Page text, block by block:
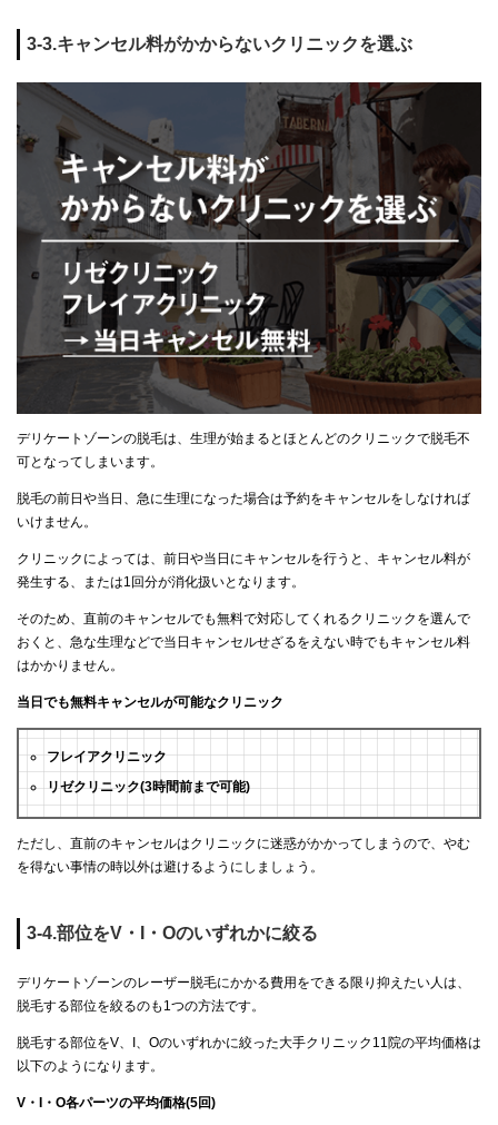
3-3.キャンセル料がかからないクリニックを選ぶ
デリケートゾーンの脱毛は、生理が始まるとほとんどのクリニックで脱毛不
可となってしまいます。
脱毛の前日や当日、急に生理になった場合は予約をキャンセルをしなければ
いけません。
クリニックによっては、前日や当日にキャンセルを行うと、キャンセル料が
発生する、または1回分が消化扱いとなります。
そのため、直前のキャンセルでも無料で対応してくれるクリニックを選んで
おくと、急な生理などで当日キャンセルせざるをえない時でもキャンセル料
はかかりません。
当日でも無料キャンセルが可能なクリニック
フレイアクリニック
リゼクリニック(3時間前まで可能)
ただし、直前のキャンセルはクリニックに迷惑がかかってしまうので、やむ
を得ない事情の時以外は避けるようにしましょう。
3-4.部位をV・I・Oのいずれかに絞る
デリケートゾーンのレーザー脱毛にかかる費用をできる限り抑えたい人は、
脱毛する部位を絞るのも1つの方法です。
脱毛する部位をV、I、Oのいずれかに絞った大手クリニック11院の平均価格は
以下のようになります。
V・I・O各パーツの平均価格(5回)